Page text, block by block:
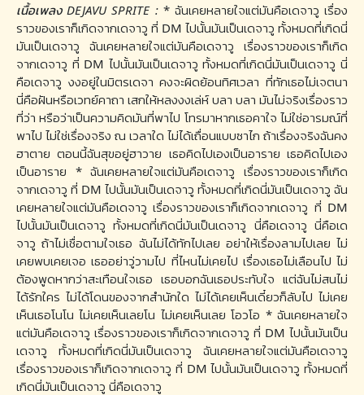
เนื้อเพลง DEJAVU SPRITE : * ฉันเคยหลายใจแต่มันคือเดจาวู เรื่อง
ราวของเราก็เกิดจากเดจาวู ที่ DM ไปนั้นมันเป็นเดจาวู ทั้งหมดที่เกิดนี่
มันเป็นเดจาวู ฉันเคยหลายใจแต่มันคือเดจาวู เรื่องราวของเราก็เกิด
จากเดจาวู ที่ DM ไปนั้นมันเป็นเดจาวู ทั้งหมดที่เกิดนี่มันเป็นเดจาวู นี่
คือเดจาวู งงอยู่ในมิตรเดจา คงจะผิดย้อนทิศเวลา ที่ทักเธอไม่เจตนา
นี่คือฝันหรือเวทย์คาถา เสกให้หลงงงเล่ห์ บลา บลา มันไม่จริงเรื่องราว
ที่ว่า หรือว่าเป็นความคิดมันที่พาไป โทรมาหากเธอคาใจ ไม่ใช่อารมณ์ที่
พาไป ไม่ใช่เรื่องจริง ณ​ เวลาใด ไม่ได้เถื่อนแบบซาไก ถ้าเรื่องจริงฉันคง
ฮาตาย ตอนนี้ฉันสุขอยู่ฮาวาย เธอคิดไปเองเป็นอาราย เธอคิดไปเอง
เป็นอาราย * ฉันเคยหลายใจแต่มันคือเดจาวู เรื่องราวของเราก็เกิด
จากเดจาวู ที่ DM ไปนั้นมันเป็นเดจาวู ทั้งหมดที่เกิดนี่มันเป็นเดจาวู ฉัน
เคยหลายใจแต่มันคือเดจาวู เรื่องราวของเราก็เกิดจากเดจาวู ที่ DM
ไปนั้นมันเป็นเดจาวู ทั้งหมดที่เกิดนี่มันเป็นเดจาวู นี่คือเดจาวู นี่คือเด
จาวู ถ้าไม่เชื่อตามใจเธอ ฉันไม่ได้ทักไปเลย อย่าให้เรื่องลามไปเลย ไม่
เคยพบเคยเจอ เธออย่าวู่วามไป ที่ไหนไม่เคยไป เรื่องเธอไม่เลือนไป ไม่
ต้องพูดหากว่าสะเทือนใจเธอ เธอบอกฉันเธอประทับใจ แต่ฉันไม่สนไม่
ได้รักใคร ไม่ได้โดนของจากสำนักใด ไม่ได้เคยเห็นเดี๋ยวก็ลับไป ไม่เคย
เห็นเธอโนโน ไม่เคยเห็นเลยโน ไม่เคยเห็นเลย โอวโอ * ฉันเคยหลายใจ
แต่มันคือเดจาวู เรื่องราวของเราก็เกิดจากเดจาวู ที่ DM ไปนั้นมันเป็น
เดจาวู ทั้งหมดที่เกิดนี่มันเป็นเดจาวู ฉันเคยหลายใจแต่มันคือเดจาวู
เรื่องราวของเราก็เกิดจากเดจาวู ที่ DM ไปนั้นมันเป็นเดจาวู ทั้งหมดที่
เกิดนี่มันเป็นเดจาวู นี่คือเดจาวู